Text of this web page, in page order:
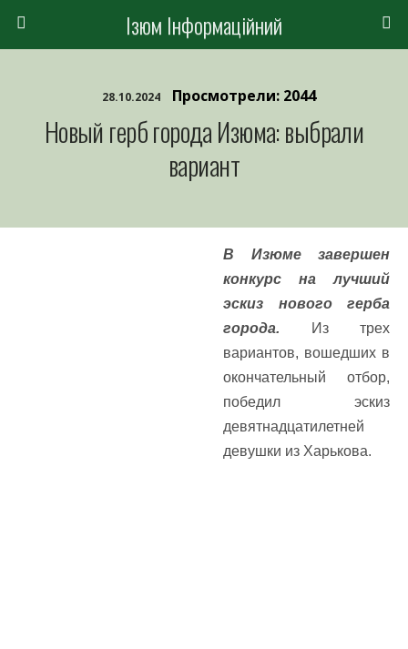
Ізюм Інформаційний
28.10.2024 Просмотрели: 2044
Новый герб города Изюма: выбрали
вариант
В Изюме завершен
конкурс на лучший
эскиз нового герба
города. Из трех
вариантов, вошедших в
окончательный отбор,
победил эскиз
девятнадцатилетней
девушки из Харькова.